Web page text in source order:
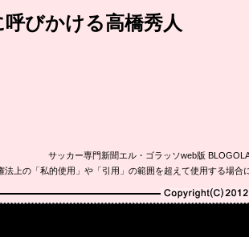
びかける高橋秀人
サッカー専門新聞エル・ゴラッソweb版
法上の「私的使用」や「引用」の範囲を超えて使用する場
Copyright(C)2010-